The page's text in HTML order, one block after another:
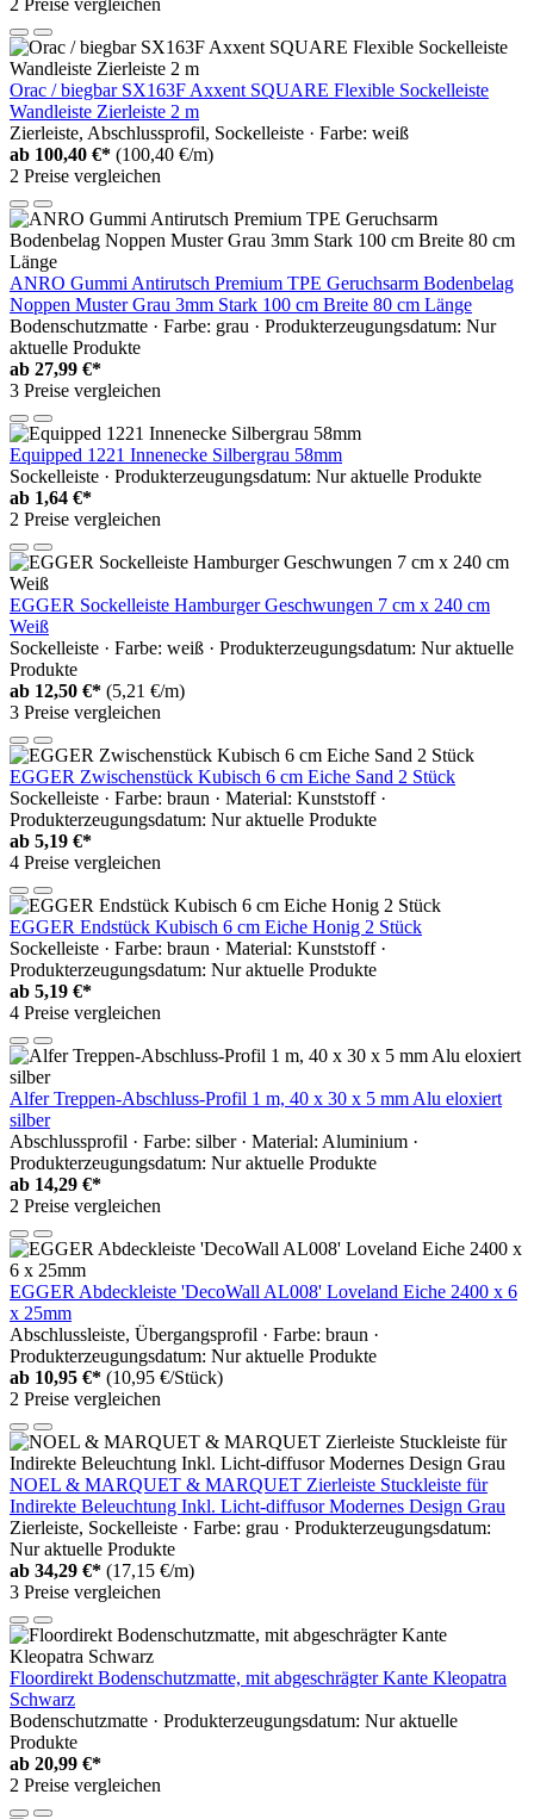
Orac / biegbar SX163F Axxent SQUARE Flexible Sockelleiste
Wandleiste Zierleiste 2 m
Zierleiste, Abschlussprofil, Sockelleiste · Farbe: weiß
ab 100,40 €* (100,40 €/m)
2 Preise vergleichen
ANRO Gummi Antirutsch Premium TPE Geruchsarm Bodenbelag
Noppen Muster Grau 3mm Stark 100 cm Breite 80 cm Länge
Bodenschutzmatte · Farbe: grau · Produkterzeugungsdatum: Nur
aktuelle Produkte
ab 27,99 €*
3 Preise vergleichen
Equipped 1221 Innenecke Silbergrau 58mm
Sockelleiste · Produkterzeugungsdatum: Nur aktuelle Produkte
ab 1,64 €*
2 Preise vergleichen
EGGER Sockelleiste Hamburger Geschwungen 7 cm x 240 cm
Weiß
Sockelleiste · Farbe: weiß · Produkterzeugungsdatum: Nur aktuelle
Produkte
ab 12,50 €* (5,21 €/m)
3 Preise vergleichen
EGGER Zwischenstück Kubisch 6 cm Eiche Sand 2 Stück
Sockelleiste · Farbe: braun · Material: Kunststoff ·
Produkterzeugungsdatum: Nur aktuelle Produkte
ab 5,19 €*
4 Preise vergleichen
EGGER Endstück Kubisch 6 cm Eiche Honig 2 Stück
Sockelleiste · Farbe: braun · Material: Kunststoff ·
Produkterzeugungsdatum: Nur aktuelle Produkte
ab 5,19 €*
4 Preise vergleichen
Alfer Treppen-Abschluss-Profil 1 m, 40 x 30 x 5 mm Alu eloxiert
silber
Abschlussprofil · Farbe: silber · Material: Aluminium ·
Produkterzeugungsdatum: Nur aktuelle Produkte
ab 14,29 €*
2 Preise vergleichen
EGGER Abdeckleiste 'DecoWall AL008' Loveland Eiche 2400 x 6
x 25mm
Abschlussleiste, Übergangsprofil · Farbe: braun ·
Produkterzeugungsdatum: Nur aktuelle Produkte
ab 10,95 €* (10,95 €/Stück)
2 Preise vergleichen
NOEL & MARQUET & MARQUET Zierleiste Stuckleiste für
Indirekte Beleuchtung Inkl. Licht-diffusor Modernes Design Grau
Zierleiste, Sockelleiste · Farbe: grau · Produkterzeugungsdatum:
Nur aktuelle Produkte
ab 34,29 €* (17,15 €/m)
3 Preise vergleichen
Floordirekt Bodenschutzmatte, mit abgeschrägter Kante Kleopatra
Schwarz
Bodenschutzmatte · Produkterzeugungsdatum: Nur aktuelle
Produkte
ab 20,99 €*
2 Preise vergleichen